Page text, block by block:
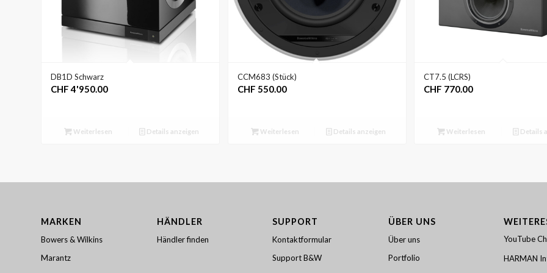
DB1D Schwarz
CHF4'950.00
Weiterlesen Details anzeigen
CCM683 (Stück)
CHF 550.00
Weiterlesen Details anzeigen
CT7.5 (LCRS)
CHF 770.00
Weiterlesen Details
MARKEN
Bowers & Wilkins
Marantz
HÄNDLER
Händler finden
SUPPORT
Kontaktformular
Support B&W
ÜBER UNS
Über uns
Portfolio
YouTube
HARMAN